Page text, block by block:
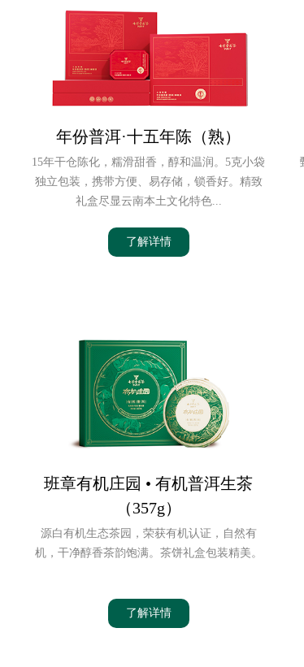
年份普洱·十五年陈（熟）
15年干仓陈化，糯滑甜香，醇和温润。5克小袋
独立包装，携带方便、易存储，锁香好。精致
礼盒尽显云南本土文化特色...
了解详情
班章有机庄园 • 有机普洱生茶
（357g）
源白有机生态茶园，荣获有机认证，自然有
机，干净醇香茶韵饱满。茶饼礼盒包装精美。
了解详情